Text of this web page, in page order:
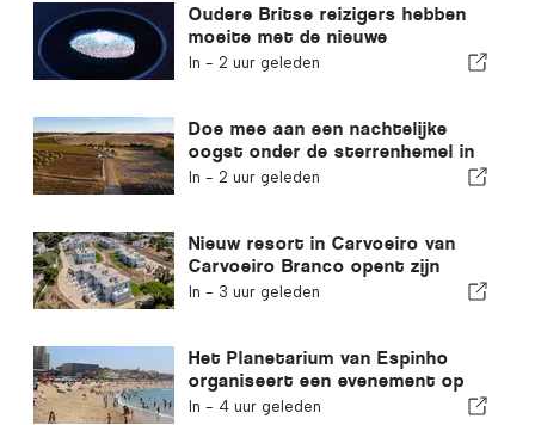
Oudere Britse reizigers hebben
moeite met de nieuwe
vingerafdrukcontroles van de
In - 2 uur geleden
Doe mee aan een nachtelijke
oogst onder de sterrenhemel in
de Alentejo
In - 2 uur geleden
Nieuw resort in Carvoeiro van
Carvoeiro Branco opent zijn
deuren
In - 3 uur geleden
Het Planetarium van Espinho
organiseert een evenement op
Praia da Baía tijdens de
In - 4 uur geleden